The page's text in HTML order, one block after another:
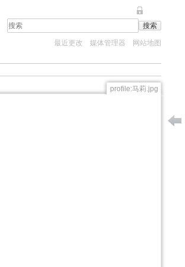
搜索
最近更改 媒体管理器 网站地图
profile:马莉.jpg